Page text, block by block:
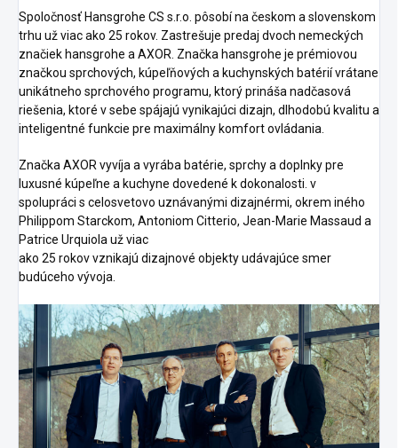
Spoločnosť Hansgrohe CS s.r.o. pôsobí na českom a slovenskom
trhu už viac ako 25 rokov. Zastrešuje predaj dvoch nemeckých
značiek hansgrohe a AXOR. Značka hansgrohe je prémiovou
značkou sprchových, kúpeľňových a kuchynských batérií vrátane
unikátneho sprchového programu, ktorý prináša nadčasová
riešenia, ktoré v sebe spájajú vynikajúci dizajn, dlhodobú kvalitu a
inteligentné funkcie pre maximálny komfort ovládania.
Značka AXOR vyvíja a vyrába batérie, sprchy a doplnky pre
luxusné kúpeľne a kuchyne dovedené k dokonalosti. v
spolupráci s celosvetovo uznávanými dizajnérmi, okrem iného
Philippom Starckom, Antoniom Citterio, Jean-Marie Massaud a
Patrice Urquiola už viac
ako 25 rokov vznikajú dizajnové objekty udávajúce smer
budúceho vývoja.